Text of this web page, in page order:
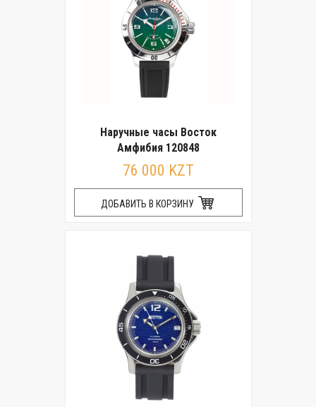
Наручные часы Восток
Амфибия 120848
76 000 KZT
ДОБАВИТЬ В КОРЗИНУ